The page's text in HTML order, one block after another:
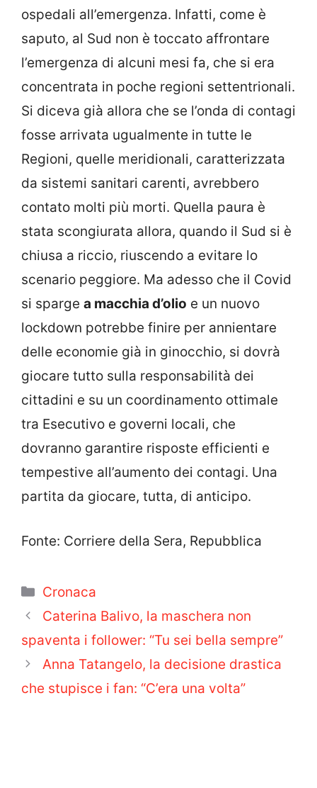
ospedali all’emergenza. Infatti, come è
saputo, al Sud non è toccato affrontare
l’emergenza di alcuni mesi fa, che si era
concentrata in poche regioni settentrionali.
Si diceva già allora che se l’onda di contagi
fosse arrivata ugualmente in tutte le
Regioni, quelle meridionali, caratterizzata
da sistemi sanitari carenti, avrebbero
contato molti più morti. Quella paura è
stata scongiurata allora, quando il Sud si è
chiusa a riccio, riuscendo a evitare lo
scenario peggiore. Ma adesso che il Covid
si sparge a macchia d’olio e un nuovo
lockdown potrebbe finire per annientare
delle economie già in ginocchio, si dovrà
giocare tutto sulla responsabilità dei
cittadini e su un coordinamento ottimale
tra Esecutivo e governi locali, che
dovranno garantire risposte efficienti e
tempestive all’aumento dei contagi. Una
partita da giocare, tutta, di anticipo.
Fonte: Corriere della Sera, Repubblica
Categorie
Cronaca
Caterina Balivo, la maschera non
spaventa i follower: “Tu sei bella sempre”
Anna Tatangelo, la decisione drastica
che stupisce i fan: “C’era una volta”